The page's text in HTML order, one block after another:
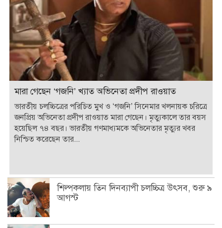
মারা গেছেন ‘গজনি’ খ্যাত অভিনেতা প্রদীপ রাওয়াত
ভারতীয় চলচ্চিত্রের পরিচিত মুখ ও ‘গজনি’ সিনেমার খলনায়ক চরিত্রে
জনপ্রিয় অভিনেতা প্রদীপ রাওয়াত মারা গেছেন। মৃত্যুকালে তার বয়স
হয়েছিল ৭৪ বছর। ভারতীয় গণমাধ্যমকে অভিনেতার মৃত্যুর খবর
নিশ্চিত করেছেন তার...
শিল্পকলায় তিন দিনব্যাপী চলচ্চিত্র উৎসব, শুরু ৯
আগস্ট